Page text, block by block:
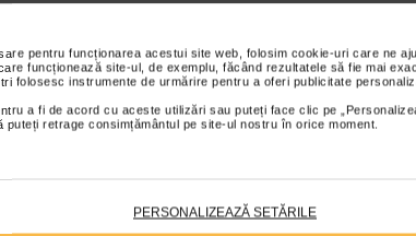
pentru funcționarea acestui site web, folosim cookie-uri care ne
funcționează site-ul, de exemplu, făcând rezultatele să fie mai
folosesc instrumente de urmărire pentru a oferi publicitate
a fi de acord cu aceste utilizări sau puteți face clic pe
retrage consimțământul pe site-ul nostru în orice moment.
PERSONALIZEAZĂ SETĂRILE